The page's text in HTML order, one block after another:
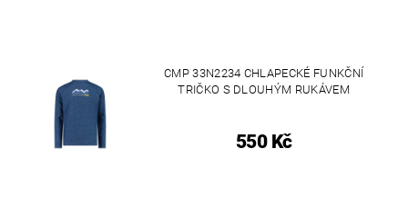
CMP 33N2234 CHLAPECKÉ FUNKČNÍ
TRIČKO S DLOUHÝM RUKÁVEM
550 Kč